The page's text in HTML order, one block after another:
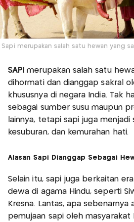
Sapi merupakan salah satu hewan yang
SAPI merupakan salah satu
dihormati dan dianggap sakral
khususnya di negara India. Tak
sebagai sumber susu maupun
lainnya, tetapi sapi juga menjadi
kesuburan, dan kemurahan hati.
Alasan Sapi Dianggap Sebagai
Selain itu, sapi juga berkaitan
dewa di agama Hindu, seperti
Kresna. Lantas, apa sebenarnya
pemujaan sapi oleh masyarakat